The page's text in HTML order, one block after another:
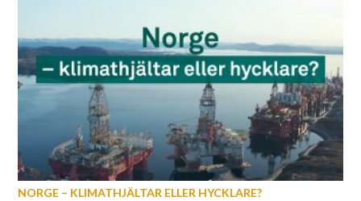
NORGE – KLIMATHJÄLTAR ELLER HYCKLARE?